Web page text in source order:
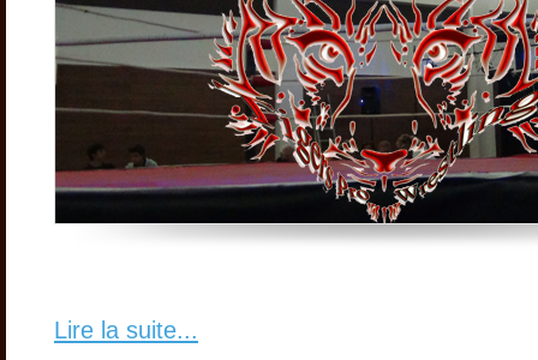
Lire la suite...